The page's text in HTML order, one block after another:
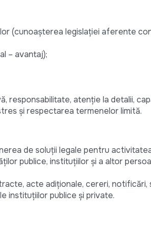
(cunoașterea legislației aferente
– avantaj);
responsabilitate, atenție la detalii,
și respectarea termenelor limită.
de soluții legale pentru
publice, instituțiilor și a altor
acte adiționale, cereri, notificări,
instituțiilor publice și private.